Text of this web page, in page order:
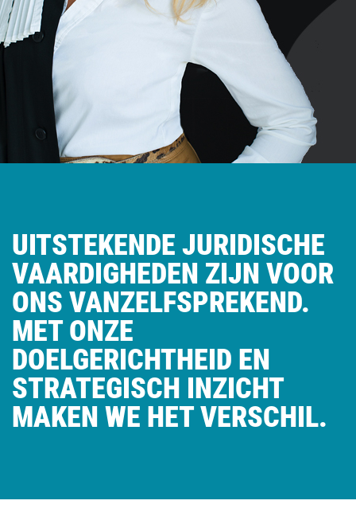
UITSTEKENDE JURIDISCHE
VAARDIGHEDEN ZIJN VOOR
ONS VANZELFSPREKEND.
MET ONZE
DOELGERICHTHEID EN
STRATEGISCH INZICHT
MAKEN WE HET VERSCHIL.